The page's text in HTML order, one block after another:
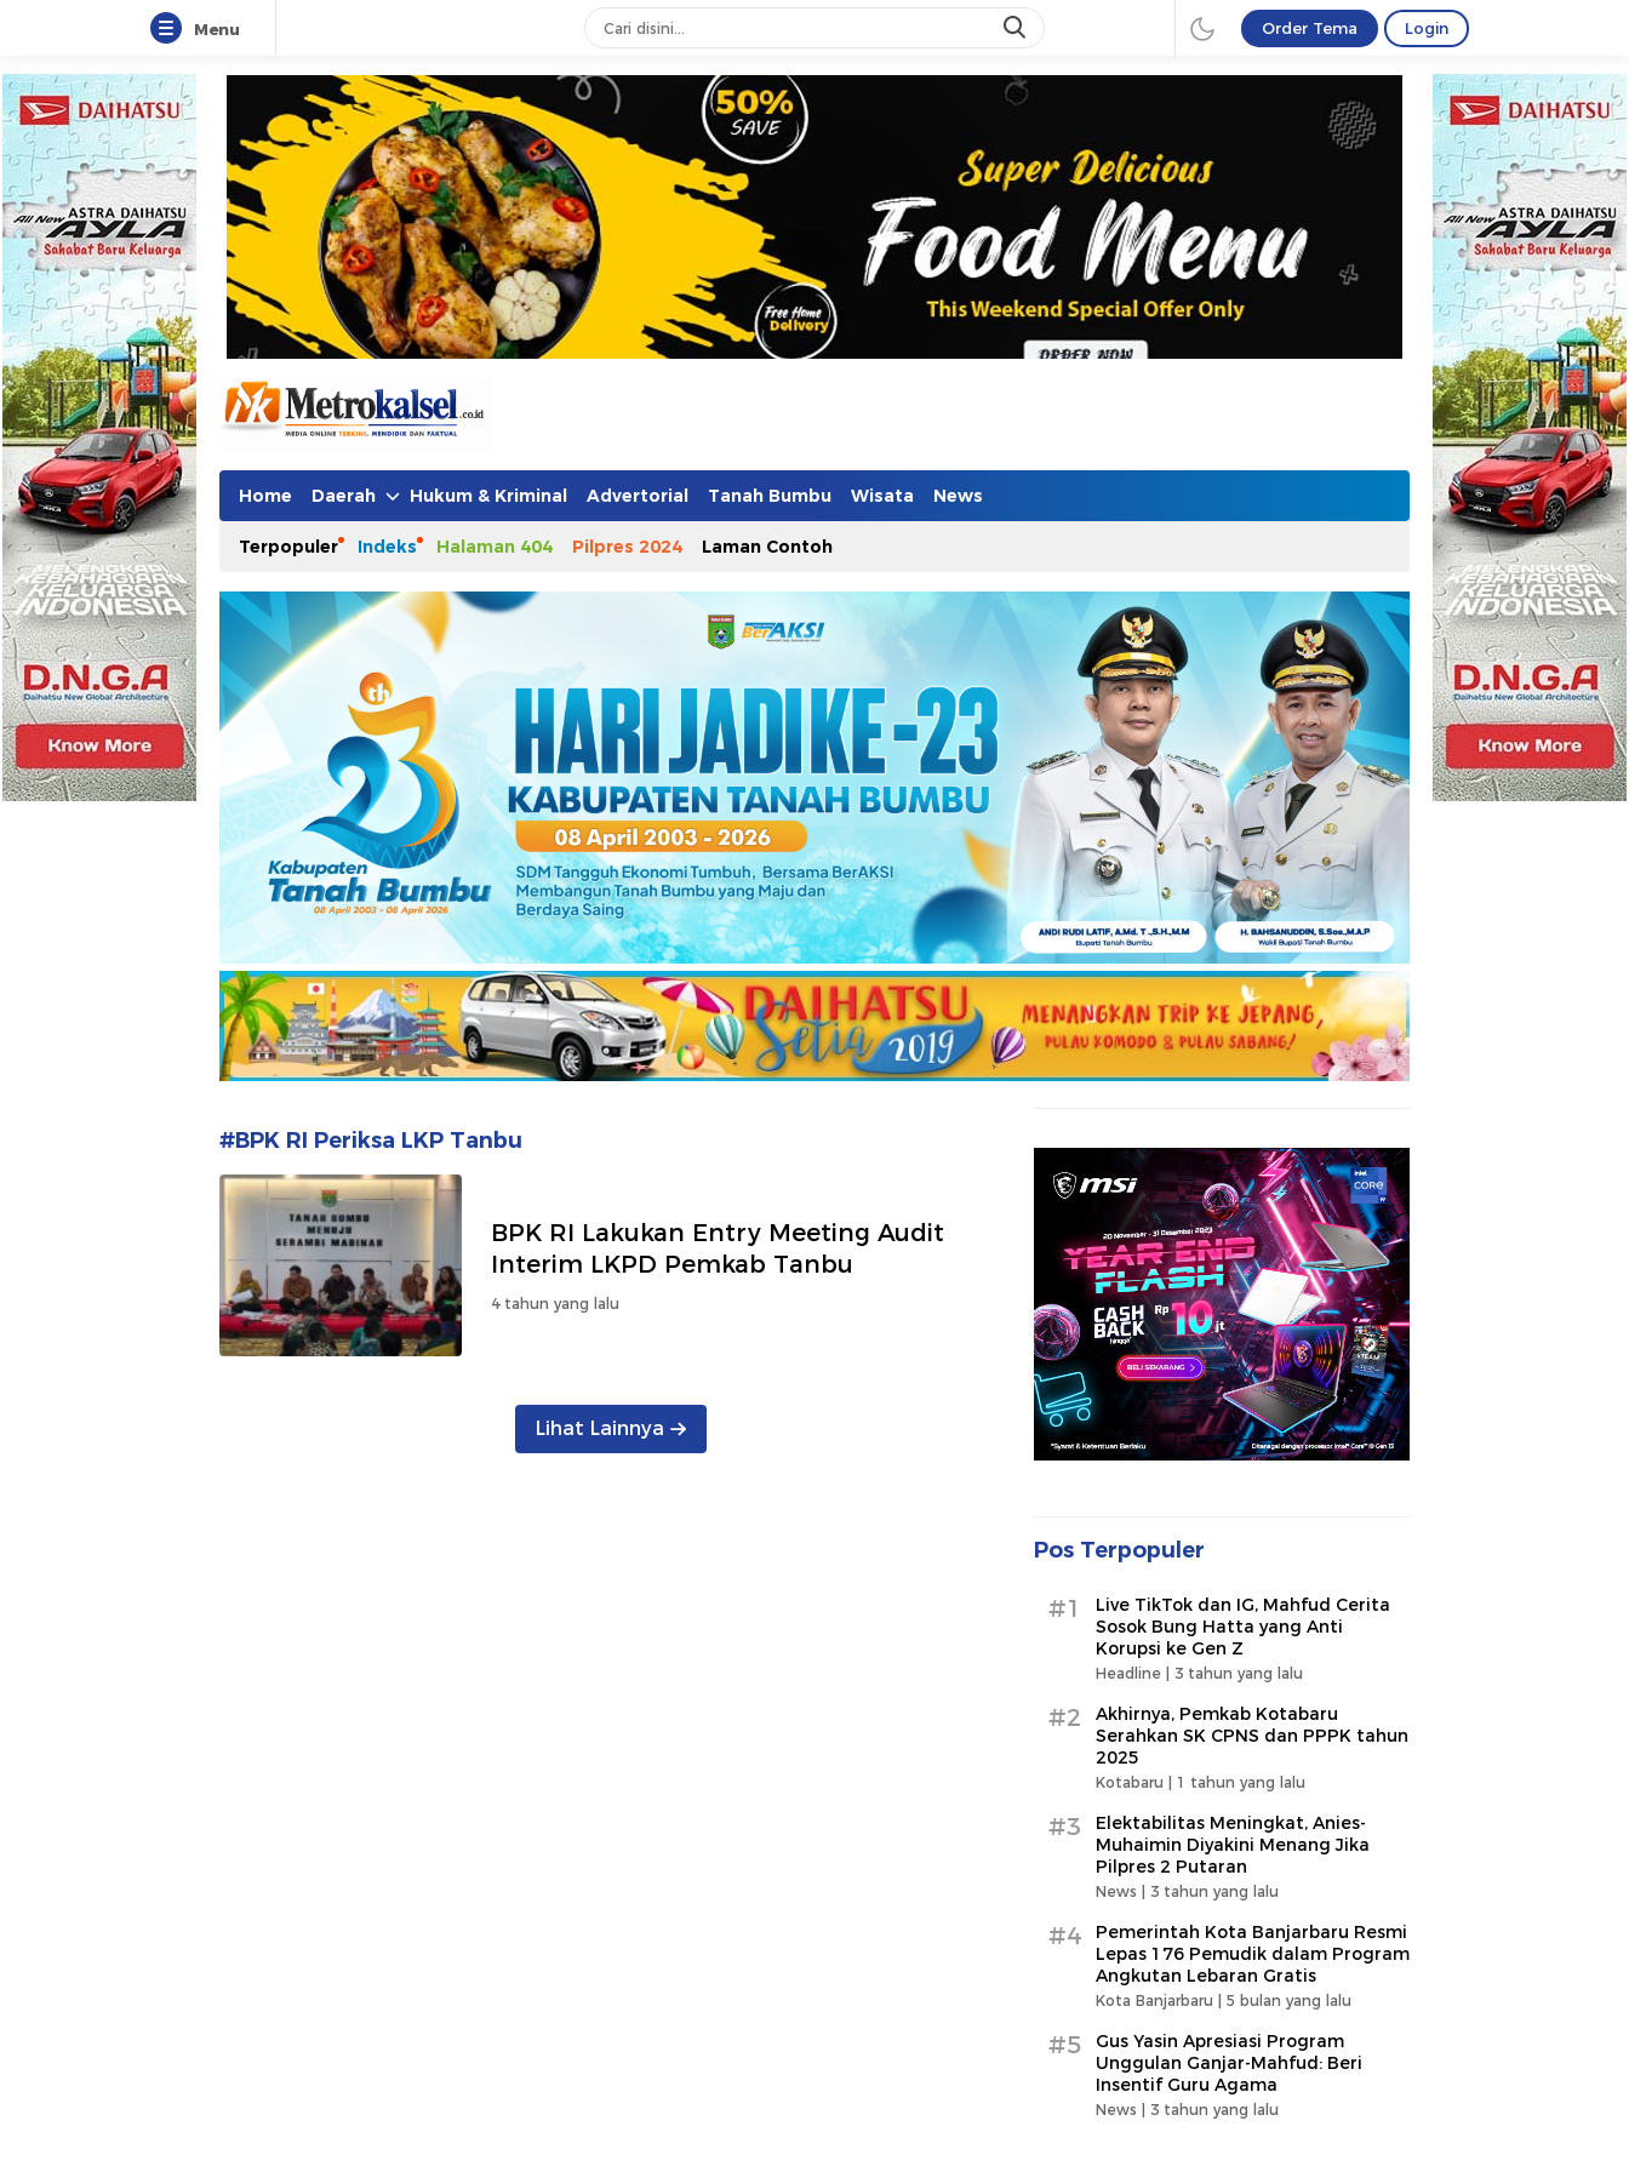
Menu Order Tema Login
Metro Kalsel
Media Online Terkini, Faktual dan Mendidik
Home Daerah Hukum & Kriminal Advertorial Tanah Bumbu Wisata News
Terpopuler Indeks Halaman 404 Pilpres 2024 Laman Contoh
#BPK RI Periksa LKP Tanbu
BPK RI Lakukan Entry Meeting Audit
Interim LKPD Pemkab Tanbu
4 tahun yang lalu
Lihat Lainnya
Pos Terpopuler
#1
Live TikTok dan IG, Mahfud Cerita
Sosok Bung Hatta yang Anti
Korupsi ke Gen Z
Headline | 3 tahun yang lalu
#2
Akhirnya, Pemkab Kotabaru
Serahkan SK CPNS dan PPPK tahun
2025
Kotabaru | 1 tahun yang lalu
#3
Elektabilitas Meningkat, Anies-
Muhaimin Diyakini Menang Jika
Pilpres 2 Putaran
News | 3 tahun yang lalu
#4
Pemerintah Kota Banjarbaru Resmi
Lepas 176 Pemudik dalam Program
Angkutan Lebaran Gratis
Kota Banjarbaru | 5 bulan yang lalu
#5
Gus Yasin Apresiasi Program
Unggulan Ganjar-Mahfud: Beri
Insentif Guru Agama
News | 3 tahun yang lalu